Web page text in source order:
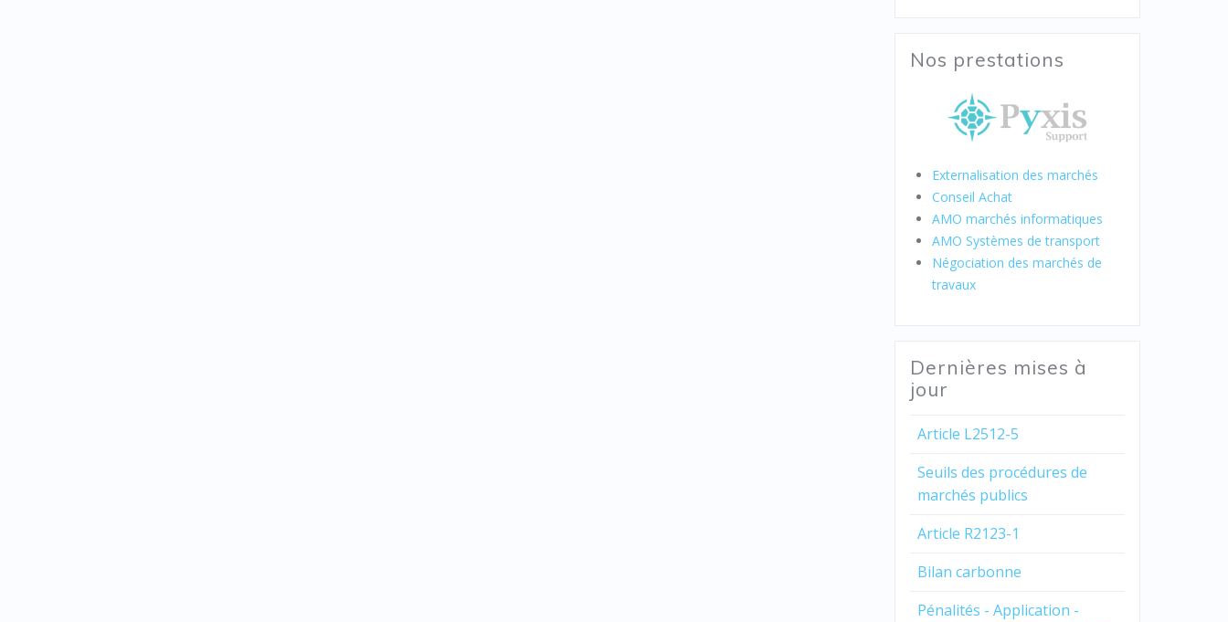
Nos prestations
Externalisation des marchés
Conseil Achat
AMO marchés informatiques
AMO Systèmes de transport
Négociation des marchés de
travaux
Dernières mises à
jour
Article L2512-5
Seuils des procédures de
marchés publics
Article R2123-1
Bilan carbonne
Pénalités - Application -